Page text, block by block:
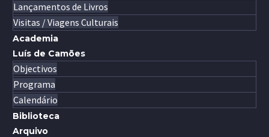
Lançamentos de Livros
Visitas / Viagens Culturais
Academia
Luís de Camões
Objectivos
Programa
Calendário
Biblioteca
Arquivo